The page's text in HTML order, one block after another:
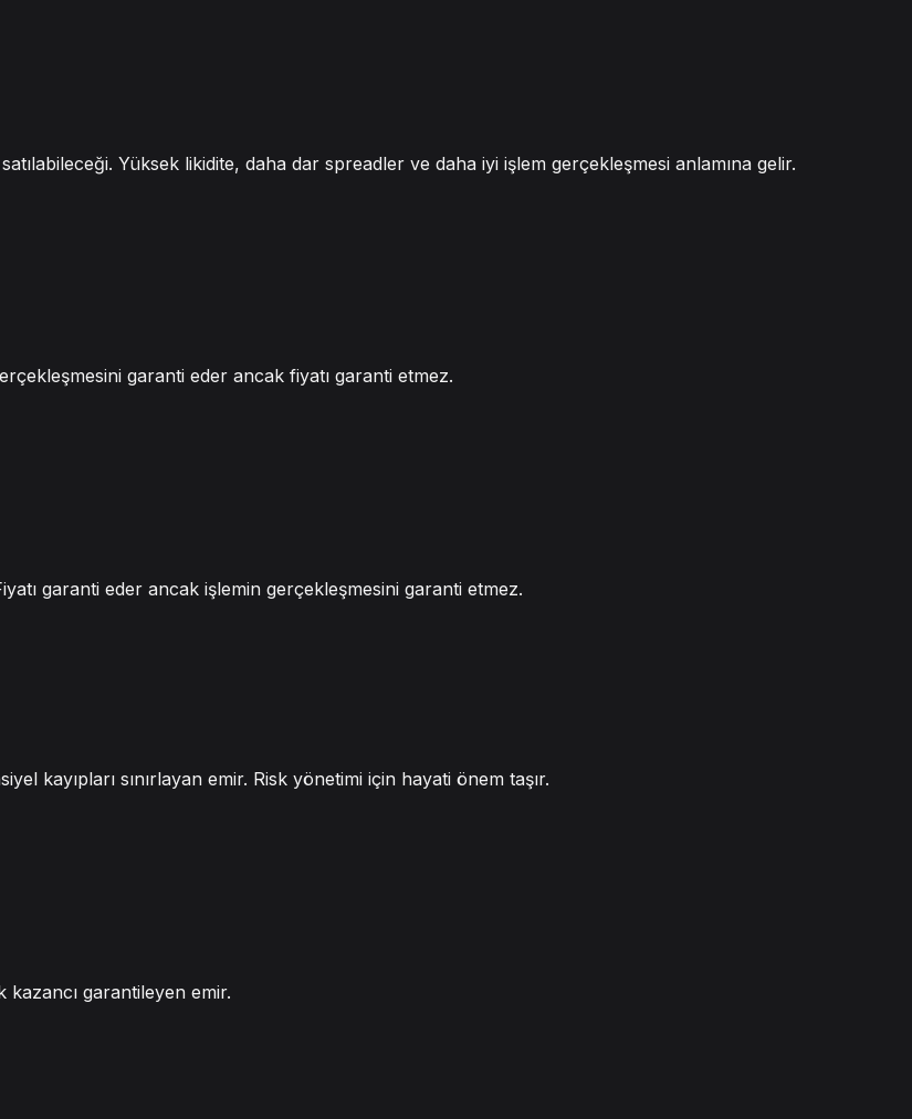
Yüksek likidite, daha dar spreadler ve daha iyi işlem gerçekleşmesi anlamına gelir.
garanti eder ancak fiyatı garanti etmez.
garanti eder ancak işlemin gerçekleşmesini garanti etmez.
kayıpları sınırlayan emir. Risk yönetimi için hayati önem taşır.
kazancı garantileyen emir.